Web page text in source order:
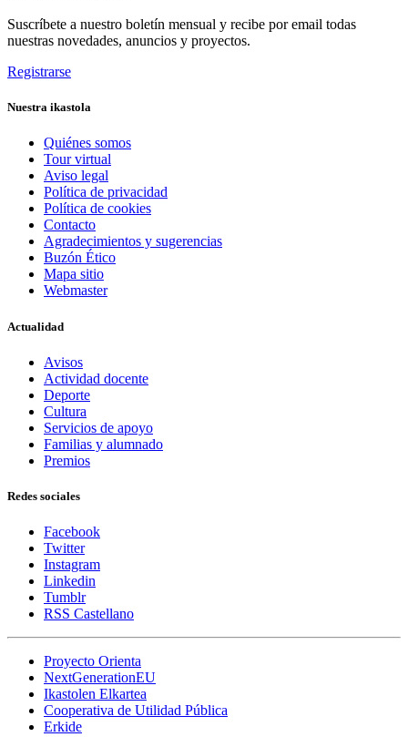
Suscríbete a nuestro boletín mensual y recibe por email todas
nuestras novedades, anuncios y proyectos.
Registrarse
Nuestra ikastola
Quiénes somos
Tour virtual
Aviso legal
Política de privacidad
Política de cookies
Contacto
Agradecimientos y sugerencias
Buzón Ético
Mapa sitio
Webmaster
Actualidad
Avisos
Actividad docente
Deporte
Cultura
Servicios de apoyo
Familias y alumnado
Premios
Redes sociales
Facebook
Twitter
Instagram
Linkedin
Tumblr
RSS Castellano
Proyecto Orienta
NextGenerationEU
Ikastolen Elkartea
Cooperativa de Utilidad Pública
Erkide